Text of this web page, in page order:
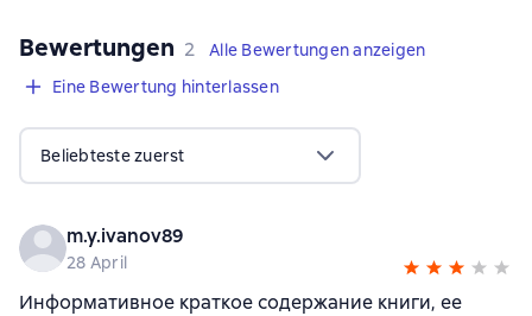
Bewertungen 2 Bewertungen
2
Alle Bewertungen anzeigen
Eine Bewertung hinterlassen
Beliebteste zuerst
m.y.ivanov89
28 April
Информативное краткое содержание книги, ее